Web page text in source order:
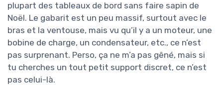
plupart des tableaux de bord sans faire sapin de
Noël. Le gabarit est un peu massif, surtout avec le
bras et la ventouse, mais vu qu’il y a un moteur, une
bobine de charge, un condensateur, etc., ce n’est
pas surprenant. Perso, ça ne m’a pas gêné, mais si
tu cherches un tout petit support discret, ce n’est
pas celui-là.